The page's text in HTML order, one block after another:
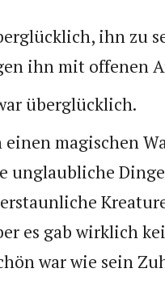
ihn zu
ihn mit offenen
überglücklich.
einen magischen
unglaubliche Dinge
es gab wirklich
war wie sein